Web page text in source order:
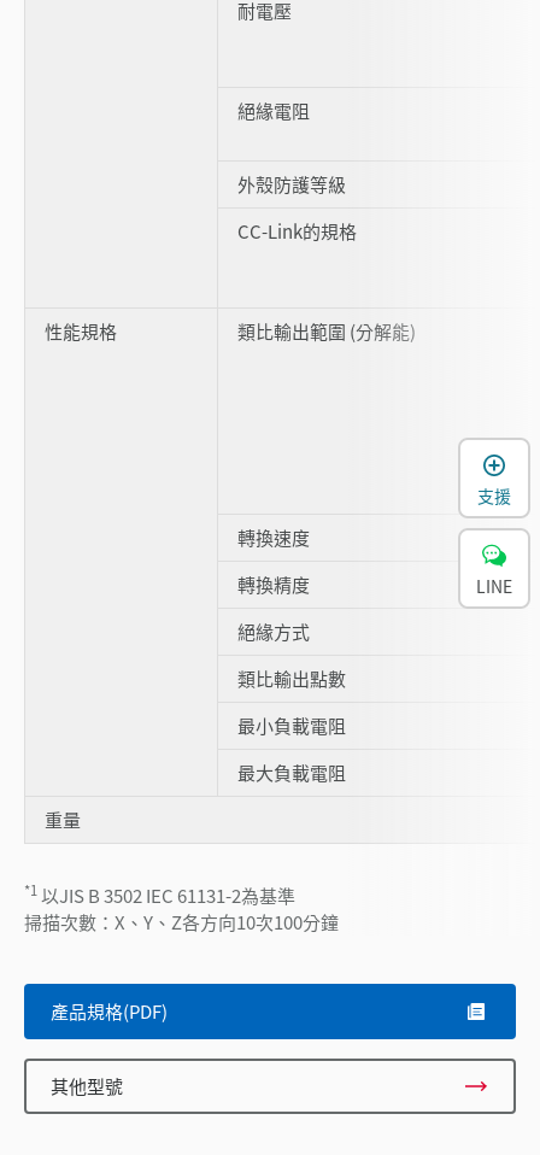
耐電壓
絕緣電阻
外殼防護等級
CC-Link的規格
性能規格 類比輸出範圍 (分解能)
轉換速度
轉換精度
絕緣方式
類比輸出點數
最小負載電阻
最大負載電阻
重量
*1 以JIS B 3502 IEC 61131-2為基準
掃描次數：X、Y、Z各方向10次100分鐘
產品規格(PDF)
其他型號
支援
LINE